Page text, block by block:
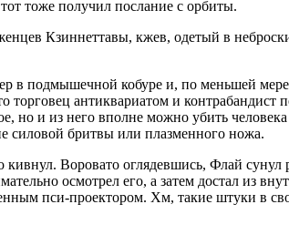
тоже получил послание с орбиты.
Кзиннеттавы, кжев, одетый в
в подмышечной кобуре и, по меньшей
антиквариатом и контрабандист
но и из него вполне можно убить
силовой бритвы или плазменного ножа.
Воровато оглядевшись, Флай сунул
осмотрел его, а затем достал из
пси-проектором. Хм, такие штуки в